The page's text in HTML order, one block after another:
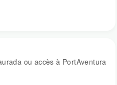
ou accès à PortAventura